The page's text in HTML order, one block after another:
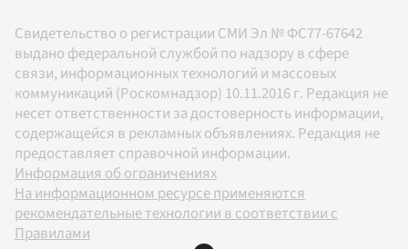
Свидетельство о регистрации СМИ Эл № ФС77-67642
выдано федеральной службой по надзору в сфере
связи, информационных технологий и массовых
коммуникаций (Роскомнадзор) 10.11.2016 г. Редакция не
несет ответственности за достоверность информации,
содержащейся в рекламных объявлениях. Редакция не
предоставляет справочной информации.
Информация об ограничениях
На информационном ресурсе применяются
рекомендательные технологии в соответствии с
Правилами